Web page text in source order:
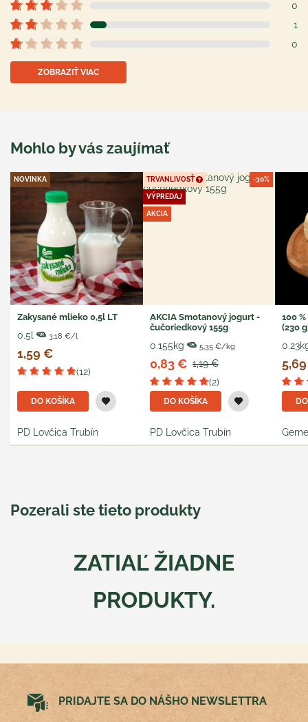
0
1
0
ZOBRAZIŤ VIAC
Mohlo by vás zaujímať
NOVINKA
Zakysané mlieko 0,5l LT
0.5l 3,18 €/l
1,59 €
(12)
DO KOŠÍKA
PD Lovčica Trubín
-30%
TRVANLIVOSŤ
VÝPREDAJ
AKCIA
AKCIA Smotanový jogurt -
čučoriedkový 155g
0.155kg 5,35 €/kg
0,83 € 1,19 €
(2)
DO KOŠÍKA
PD Lovčica Trubín
100
(230
Pozerali ste tieto produkty
ZATIAĽ ŽIADNE
PRODUKTY.
PRIDAJTE SA DO NÁŠHO NEWSLETTRA